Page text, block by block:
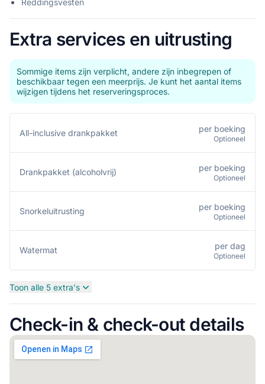
Extra services en uitrusting
Sommige items zijn verplicht, andere zijn inbegrepen of
beschikbaar tegen een meerprijs. Je kunt het aantal items
wijzigen tijdens het reserveringsproces.
All-inclusive drankpakket per boeking
Optioneel
Drankpakket (alcoholvrij) per boeking
Optioneel
Snorkeluitrusting per boeking
Optioneel
Watermat per dag
Optioneel
Toon alle 5 extra's
Check-in & check-out details